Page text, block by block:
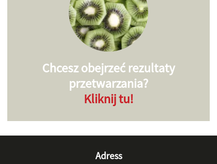
Chcesz obejrzeć rezultaty
przetwarzania?
Kliknij tu!
Adress